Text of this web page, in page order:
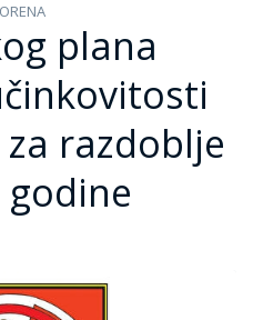
plana
razdoblje
godine